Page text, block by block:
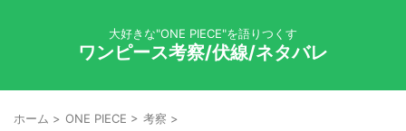
大好きな"ONE PIECE"を語りつくす
ワンピース考察/伏線/ネタバレ
ホーム > ONE PIECE > 考察 >